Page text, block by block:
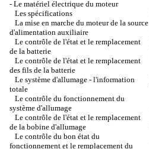
- Le matériel électrique du moteur
Les spécifications
La mise en marche du moteur de la source
d'alimentation auxiliaire
Le contrôle de l'état et le remplacement
de la batterie
Le contrôle de l'état et le remplacement
des fils de la batterie
Le système d'allumage - l'information
totale
Le contrôle du fonctionnement du
système d'allumage
Le contrôle de l'état et le remplacement
de la bobine d'allumage
Le contrôle du bon état du
fonctionnement et le remplacement du